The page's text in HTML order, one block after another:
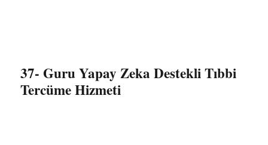
37- Guru Yapay Zeka Destekli Tıbbi
Tercüme Hizmeti